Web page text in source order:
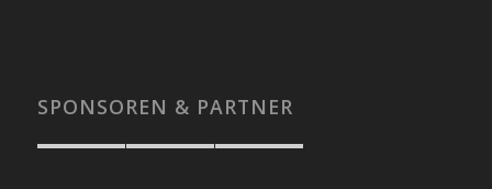
SPONSOREN & PARTNER